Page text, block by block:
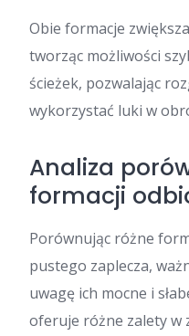
Obie formacje
tworząc możliwości
ścieżek, pozwalając
wykorzystać luki w
Analiza
formacji
Porównując różne
pustego zaplecza,
uwagę ich mocne i
oferuje różne zalety w